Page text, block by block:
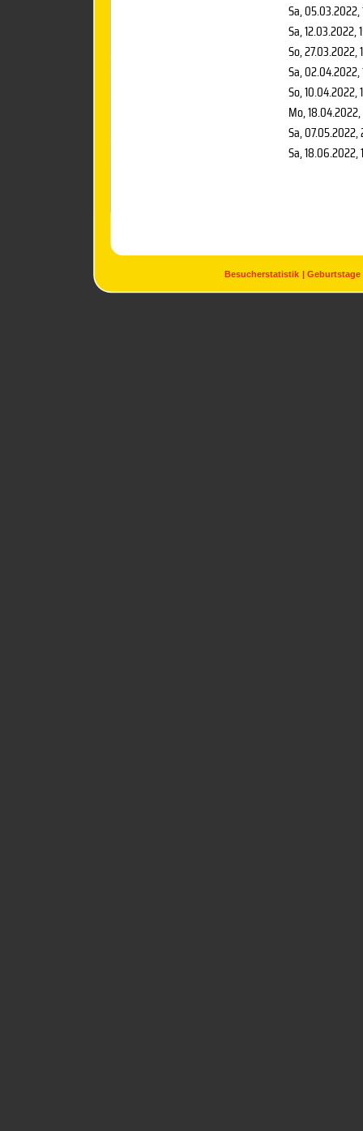
Sa, 05.03.2022,
Sa, 12.03.2022,
So, 27.03.2022,
Sa, 02.04.2022,
So, 10.04.2022,
Mo, 18.04.2022,
Sa, 07.05.2022,
Sa, 18.06.2022,
Besucherstatistik Geburtstage